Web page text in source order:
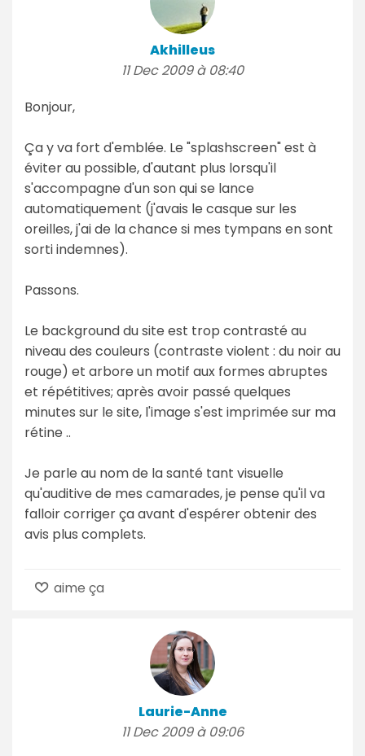
Akhilleus
11 Dec 2009 à 08:40
Bonjour,
Ça y va fort d'emblée. Le "splashscreen" est à
éviter au possible, d'autant plus lorsqu'il
s'accompagne d'un son qui se lance
automatiquement (j'avais le casque sur les
oreilles, j'ai de la chance si mes tympans en sont
sorti indemnes).
Passons.
Le background du site est trop contrasté au
niveau des couleurs (contraste violent : du noir au
rouge) et arbore un motif aux formes abruptes
et répétitives; après avoir passé quelques
minutes sur le site, l'image s'est imprimée sur ma
rétine ..
Je parle au nom de la santé tant visuelle
qu'auditive de mes camarades, je pense qu'il va
falloir corriger ça avant d'espérer obtenir des
avis plus complets.
aime ça
Laurie-Anne
11 Dec 2009 à 09:06